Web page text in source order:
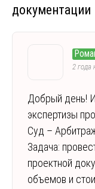
документации
2 года
Добрый день!
экспертизы
Суд –
Задача:
проектной
объемов и